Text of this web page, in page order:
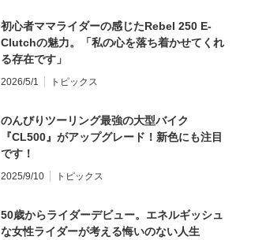
初心者ママライダーの感じたRebel 250 E-
Clutchの魅力。「私の心を落ち着かせてくれ
る存在です」
2026/5/1 トピックス
のんびりツーリング最強の大型バイク
『CL500』がアップグレード！新色にも注目
です！
2025/9/10 トピックス
50歳からライダーデビュー。エネルギッシュ
な女性ライダーが考える悔いのない人生